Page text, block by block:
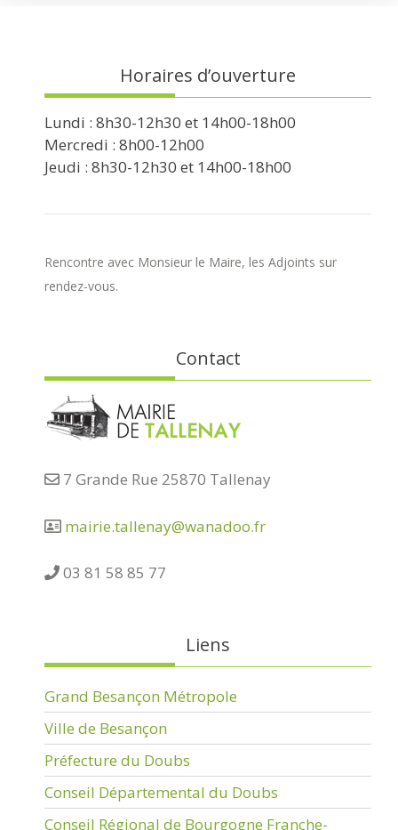
Horaires d’ouverture
Lundi : 8h30-12h30 et 14h00-18h00
Mercredi : 8h00-12h00
Jeudi : 8h30-12h30 et 14h00-18h00
Rencontre avec Monsieur le Maire, les Adjoints sur
rendez-vous.
Contact
7 Grande Rue 25870 Tallenay
mairie.tallenay@wanadoo.fr
03 81 58 85 77
Liens
Grand Besançon Métropole
Ville de Besançon
Préfecture du Doubs
Conseil Départemental du Doubs
Conseil Régional de Bourgogne Franche-